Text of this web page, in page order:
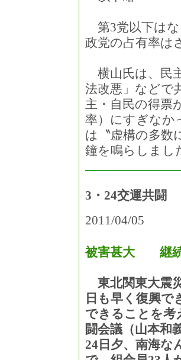
第3党以下はな
政党の占有率は
横山氏は、民
法改悪」などで
主・自民の得票
率）にすぎなか
は〝虚構の多数
鐘を鳴らしまし
3・24交運共闘
2011/04/05
被害甚大 継続
東北関東大震
日も早く復興で
できることを考
闘会議（山本和
24日夕、南海な